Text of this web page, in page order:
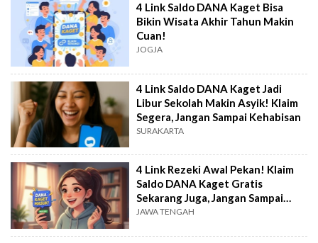
4 Link Saldo DANA Kaget Bisa
Bikin Wisata Akhir Tahun Makin
Cuan!
JOGJA
4 Link Saldo DANA Kaget Jadi
Libur Sekolah Makin Asyik! Klaim
Segera, Jangan Sampai Kehabisan
SURAKARTA
4 Link Rezeki Awal Pekan! Klaim
Saldo DANA Kaget Gratis
Sekarang Juga, Jangan Sampai
Kehabisan!
JAWA TENGAH